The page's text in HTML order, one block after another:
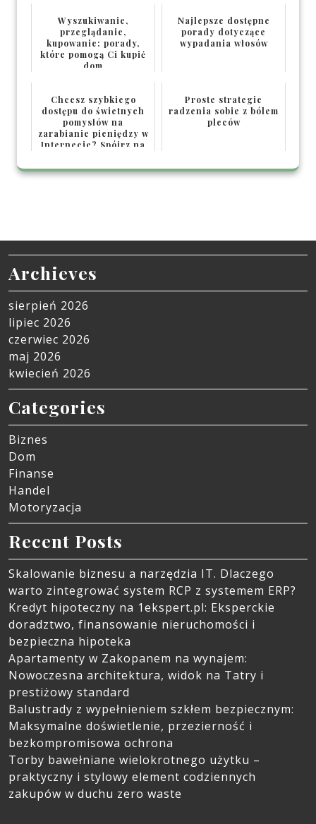
Wyszukiwanie,
przeglądanie,
kupowanie: porady,
które pomogą Ci kupić
dom
Najlepsze dostępne
porady dotyczące
wypadania włosów
Chcesz szybkiego
dostępu do świetnych
pomysłów na
zarabianie pieniędzy w
Internecie? Spójrz na
Proste strategie
radzenia sobie z bólem
pleców
Archieves
sierpień 2026
lipiec 2026
czerwiec 2026
maj 2026
kwiecień 2026
Categories
Biznes
Dom
Finanse
Handel
Motoryzacja
Recent Posts
Skalowanie biznesu a narzędzia IT. Dlaczego
warto zintegrować system RCP z systemem ERP?
Kredyt hipoteczny na 1ekspert.pl: Eksperckie
doradztwo, finansowanie nieruchomości i
bezpieczna hipoteka
Apartamenty w Zakopanem na wynajem:
Nowoczesna architektura, widok na Tatry i
prestiżowy standard
Balustrady z wypełnieniem szkłem bezpiecznym:
Maksymalne doświetlenie, przezierność i
bezkompromisowa ochrona
Torby bawełniane wielokrotnego użytku –
praktyczny i stylowy element codziennych
zakupów w duchu zero waste